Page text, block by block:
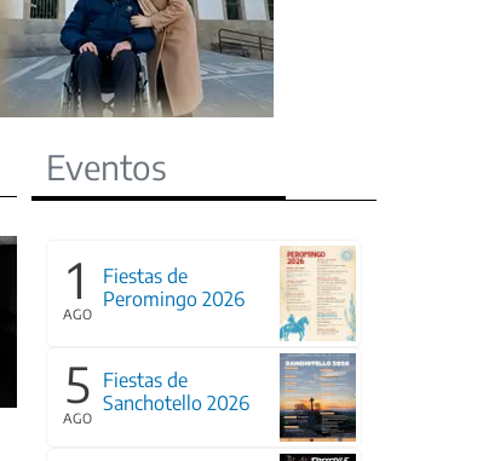
Eventos
1
AGO
Fiestas de
Peromingo 2026
5
AGO
Fiestas de
Sanchotello 2026